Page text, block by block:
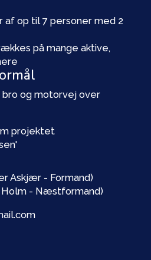
op til 7 personer med 2
på mange aktive,
og motorvej over
projektet
Askjær - Formand)
Holm - Næstformand)